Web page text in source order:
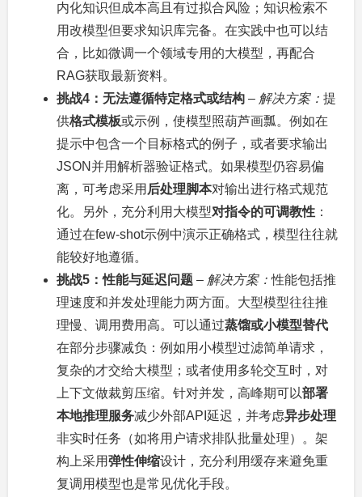
内化知识但成本高且有过拟合风险；知识检索不
用改模型但要求知识库完备。在实践中也可以结
合，比如微调一个领域专用的大模型，再配合
RAG获取最新资料。
挑战4：无法遵循特定格式或结构 – 解决方案： 提
供格式模板或示例，使模型照葫芦画瓢。例如在
提示中包含一个目标格式的例子，或者要求输出
JSON并用解析器验证格式。如果模型仍容易偏
离，可考虑采用 后处理脚本对输出进行格式规范
化。另外，充分利用大模型对指令的可调教性 ：
通过在few-shot示例中演示正确格式，模型往往就
能较好地遵循。
挑战5：性能与延迟问题 – 解决方案：性能包括推
理速度和并发处理能力两方面。大型模型往往推
理慢、调用费用高。可以通过蒸馏或小模型替代
在部分步骤减负：例如用小模型过滤简单请求，
复杂的才交给大模型；或者使用多轮交互时，对
上下文做裁剪压缩。针对并发，高峰期可以部署
本地推理服务减少外部API延迟，并考虑异步处理
非实时任务（如将用户请求排队批量处理）。架
构上采用弹性伸缩设计，充分利用缓存来避免重
复调用模型也是常见优化手段。